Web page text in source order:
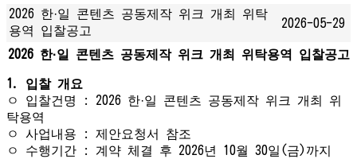
2026 한·일 콘텐츠 공동제작 위크 개최 위탁
용역 입찰공고
2026-05-29
2026 한·일 콘텐츠 공동제작 위크 개최 위탁용역 입찰공고
1. 입찰 개요
ㅇ 입찰건명 : 2026 한·일 콘텐츠 공동제작 위크 개최 위
탁용역
ㅇ 사업내용 : 제안요청서 참조
ㅇ 수행기간 : 계약 체결 후 2026년 10월 30일(금)까지